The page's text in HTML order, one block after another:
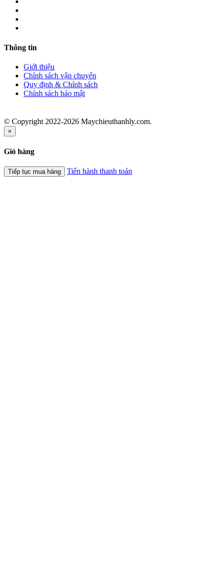
Thông tin
Giới thiệu
Chính sách vận chuyển
Quy định & Chính sách
Chính sách bảo mật
© Copyright 2022-2026 Maychieuthanhly.com.
×
Giỏ hàng
Tiếp tục mua hàng Tiến hành thanh toán